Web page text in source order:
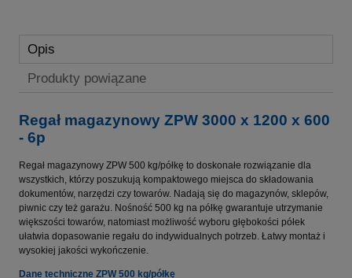
Opis
Produkty powiązane
Regał magazynowy ZPW 3000 x 1200 x 600
- 6p
Regał magazynowy ZPW 500 kg/półkę to doskonałe rozwiązanie dla
wszystkich, którzy poszukują kompaktowego miejsca do składowania
dokumentów, narzędzi czy towarów. Nadają się do magazynów, sklepów,
piwnic czy też garażu. Nośność 500 kg na półkę gwarantuje utrzymanie
większości towarów, natomiast możliwość wyboru głębokości półek
ułatwia dopasowanie regału do indywidualnych potrzeb. Łatwy montaż i
wysokiej jakości wykończenie.
Dane techniczne ZPW 500 kg/półkę